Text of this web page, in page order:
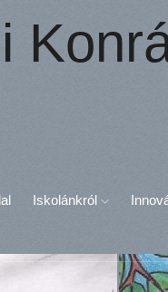
Iskolánkról